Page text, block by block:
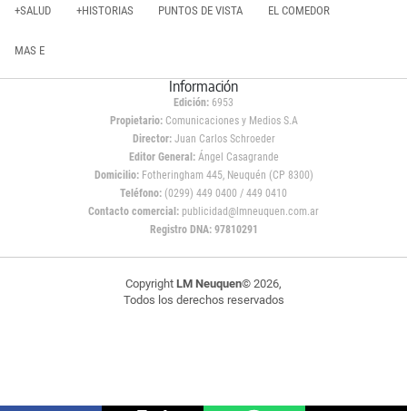
+SALUD +HISTORIAS PUNTOS DE VISTA EL COMEDOR
MAS E
Información
Edición: 6953
Propietario:Comunicaciones y Medios S.A
Director: Juan Carlos Schroeder
Editor General:Ángel Casagrande
Domicilio:Fotheringham 445, Neuquén (CP 8300)
Teléfono: (0299) 449 0400 / 449 0410
Contacto comercial: publicidad@lmneuquen.com.ar
Registro DNA: 97810291
Copyright LM Neuquen© 2026,
Todos los derechos reservados